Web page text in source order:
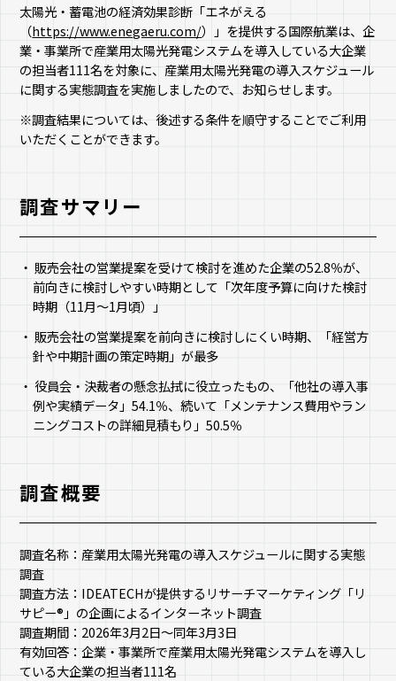
太陽光・蓄電池の経済効果診断「エネがえる
（https://www.enegaeru.com/）」を提供する国際航業は、企
業・事業所で産業用太陽光発電システムを導入している大企業
の担当者111名を対象に、産業用太陽光発電の導入スケジュール
に関する実態調査を実施しましたので、お知らせします。
※調査結果については、後述する条件を順守することでご利用
いただくことができます。
調査サマリー
販売会社の営業提案を受けて検討を進めた企業の52.8％が、
前向きに検討しやすい時期として「次年度予算に向けた検討
時期（11月～1月頃）」
販売会社の営業提案を前向きに検討しにくい時期、「経営方
針や中期計画の策定時期」が最多
役員会・決裁者の懸念払拭に役立ったもの、「他社の導入事
例や実績データ」54.1％、続いて「メンテナンス費用やラン
ニングコストの詳細見積もり」50.5％
調査概要
調査名称：産業用太陽光発電の導入スケジュールに関する実態
調査
調査方法：IDEATECHが提供するリサーチマーケティング「リ
サピー®︎」の企画によるインターネット調査
調査期間：2026年3月2日〜同年3月3日
有効回答：企業・事業所で産業用太陽光発電システムを導入し
ている大企業の担当者111名